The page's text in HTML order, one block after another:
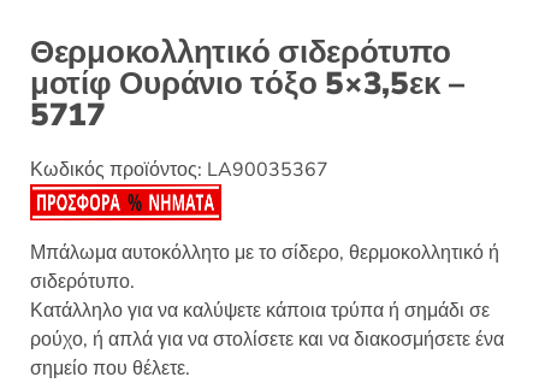
Θερμοκολλητικό σιδερότυπο
μοτίφ Ουράνιο τόξο 5×3,5εκ –
5717
Κωδικός προϊόντος: LA90035367
Μπάλωμα αυτοκόλλητο με το σίδερο, θερμοκολλητικό ή
σιδερότυπο.
Κατάλληλο για να καλύψετε κάποια τρύπα ή σημάδι σε
ρούχο, ή απλά για να στολίσετε και να διακοσμήσετε ένα
σημείο που θέλετε.